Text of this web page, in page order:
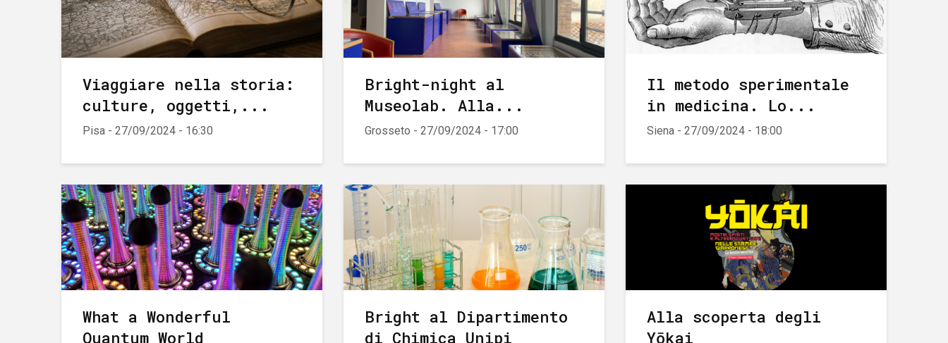
Viaggiare nella storia:
culture, oggetti,...
Pisa - 27/09/2024 - 16:30
Bright-night al
Museolab. Alla...
Grosseto - 27/09/2024 - 17:00
Il metodo sperimentale
in medicina. Lo...
Siena - 27/09/2024 - 18:00
What a Wonderful
Quantum World
Bright al Dipartimento
di Chimica Unipi
Alla scoperta degli
Yōkai